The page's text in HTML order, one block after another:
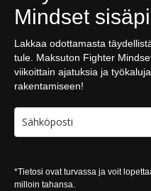
Mindset
Lakkaa odottamasta
tule. Maksuton Fighter
viikoittain ajatuksia ja
rakentamiseen!
*Tietosi ovat turvassa ja voit
milloin tahansa.